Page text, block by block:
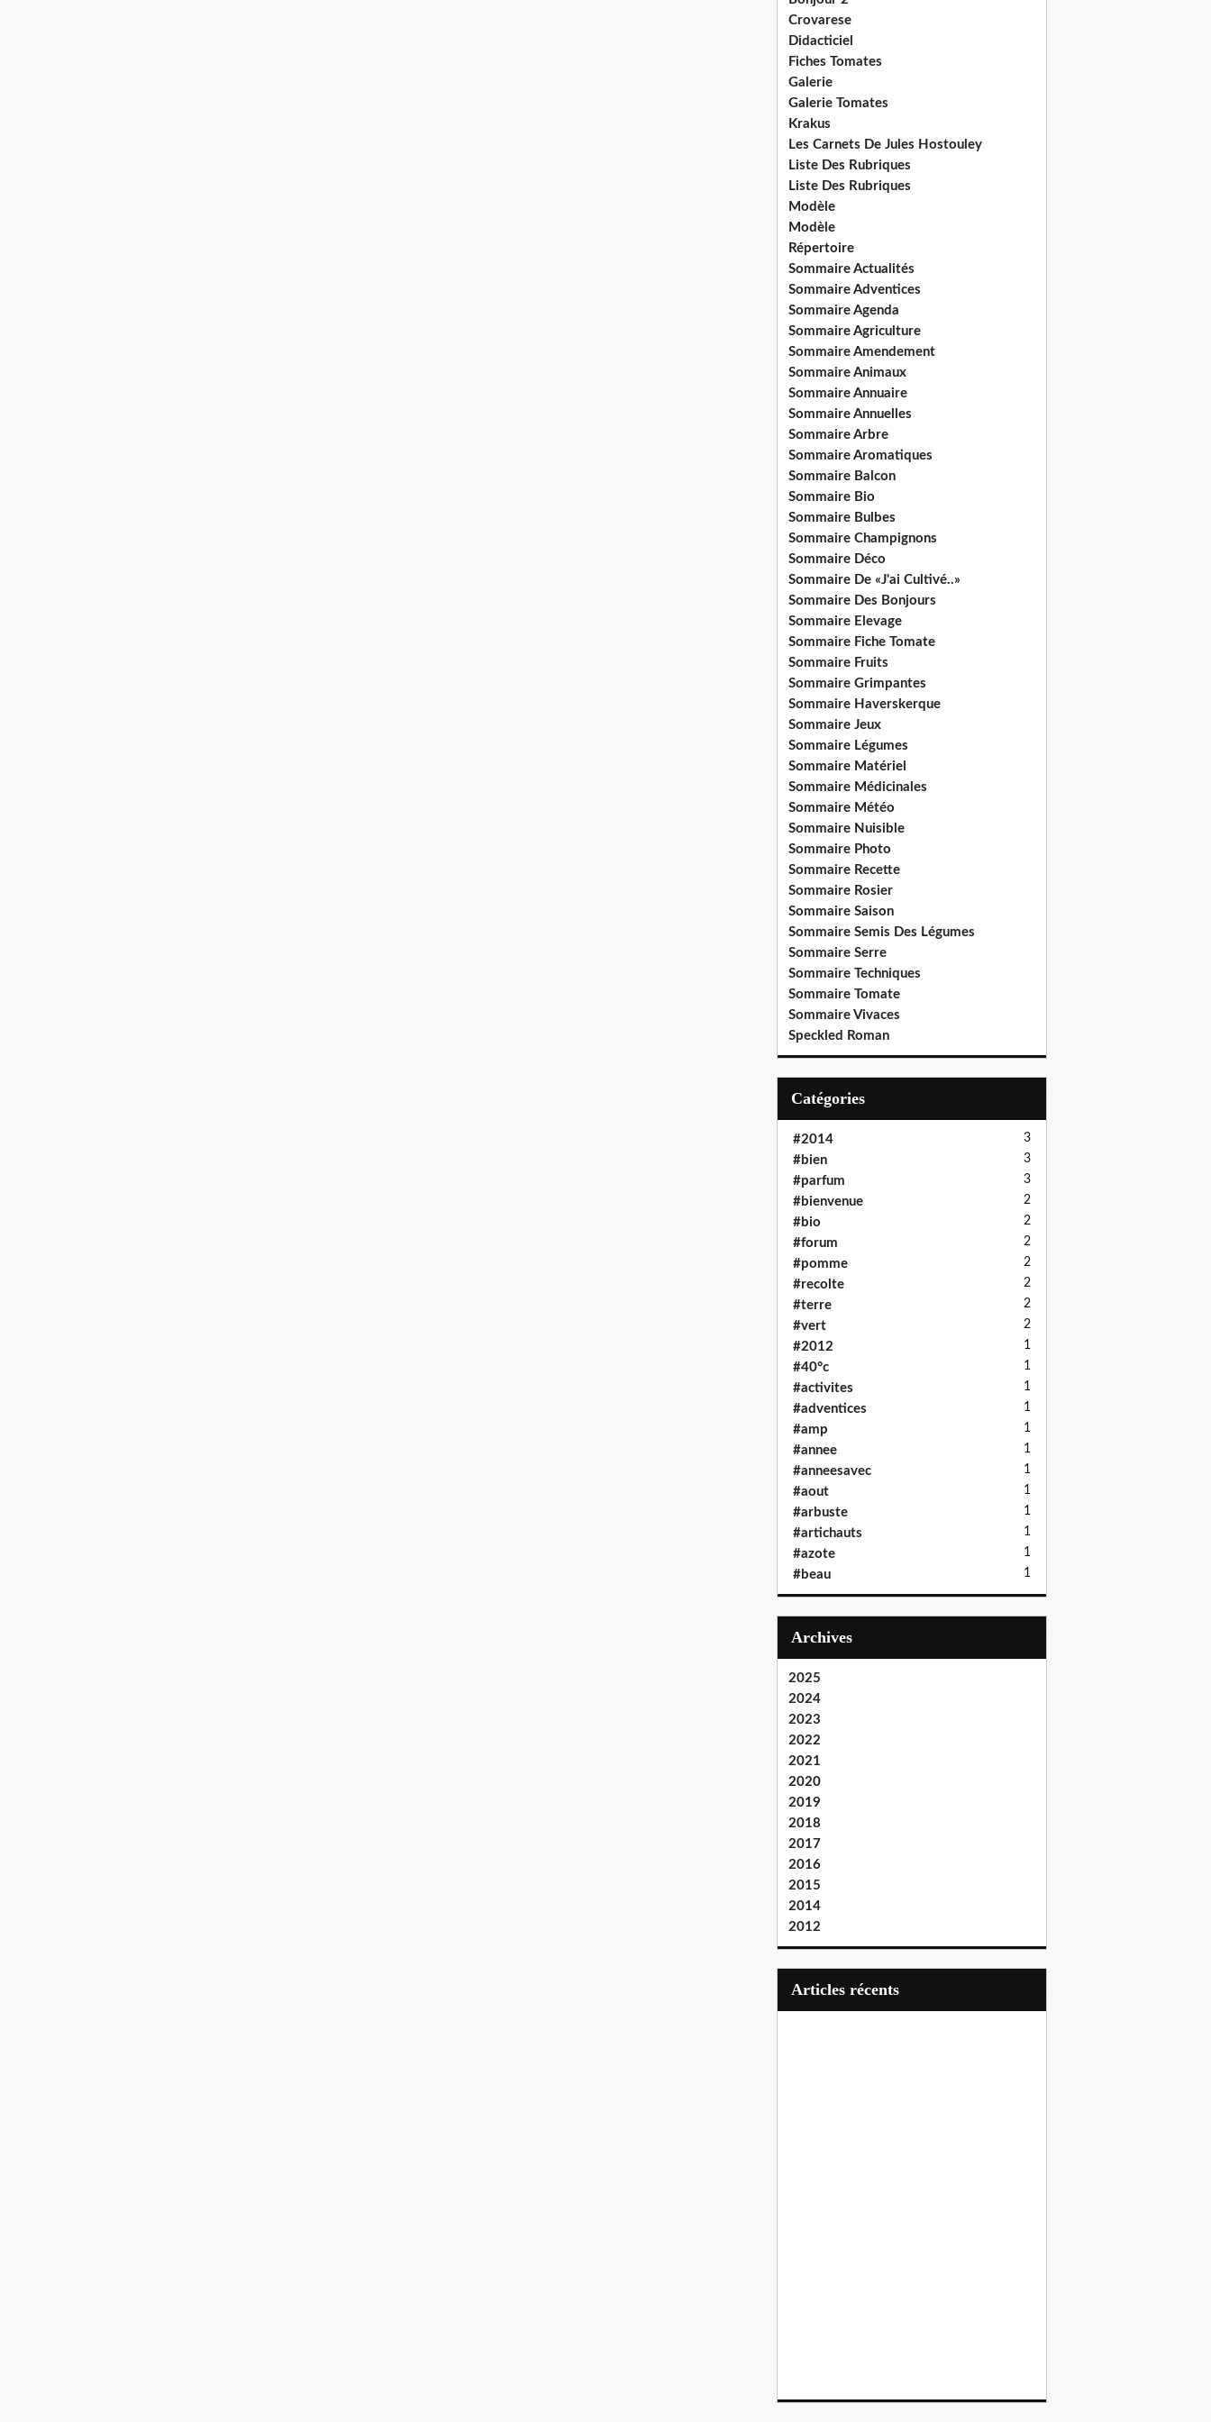
Crovarese
Didacticiel
Fiches Tomates
Galerie
Galerie Tomates
Krakus
Les Carnets De Jules Hostouley
Liste Des Rubriques
Liste Des Rubriques
Modèle
Modèle
Répertoire
Sommaire Actualités
Sommaire Adventices
Sommaire Agenda
Sommaire Agriculture
Sommaire Amendement
Sommaire Animaux
Sommaire Annuaire
Sommaire Annuelles
Sommaire Arbre
Sommaire Aromatiques
Sommaire Balcon
Sommaire Bio
Sommaire Bulbes
Sommaire Champignons
Sommaire Déco
Sommaire De «J'ai Cultivé..»
Sommaire Des Bonjours
Sommaire Elevage
Sommaire Fiche Tomate
Sommaire Fruits
Sommaire Grimpantes
Sommaire Haverskerque
Sommaire Jeux
Sommaire Légumes
Sommaire Matériel
Sommaire Médicinales
Sommaire Météo
Sommaire Nuisible
Sommaire Photo
Sommaire Recette
Sommaire Rosier
Sommaire Saison
Sommaire Semis Des Légumes
Sommaire Serre
Sommaire Techniques
Sommaire Tomate
Sommaire Vivaces
Speckled Roman
Catégories
#2014 3
#bien 3
#parfum 3
#bienvenue 2
#bio 2
#forum 2
#pomme 2
#recolte 2
#terre 2
#vert 2
#2012 1
#40°c 1
#activites 1
#adventices 1
#amp 1
#annee 1
#anneesavec 1
#aout 1
#arbuste 1
#artichauts 1
#azote 1
#beau 1
Archives
2025
2024
2023
2022
2021
2020
2019
2018
2017
2016
2015
2014
2012
articles récents